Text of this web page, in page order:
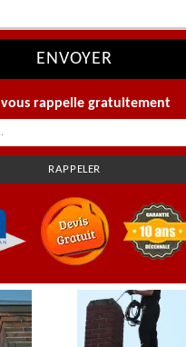
rappelle gratuitement